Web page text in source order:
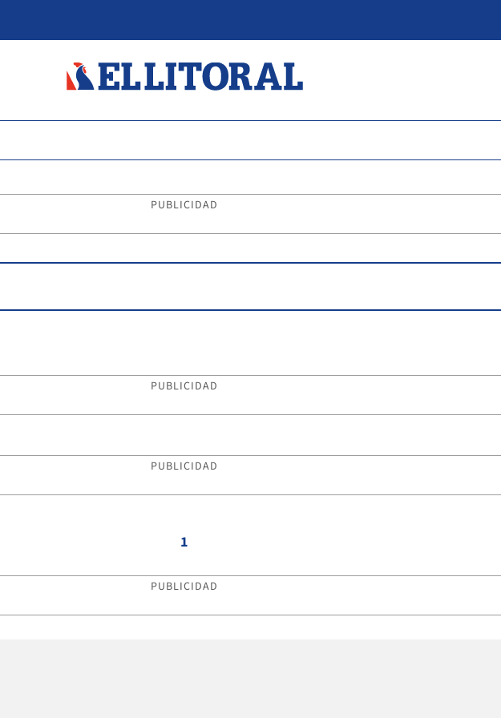
PUBLICIDAD
PUBLICIDAD
PUBLICIDAD
1
PUBLICIDAD